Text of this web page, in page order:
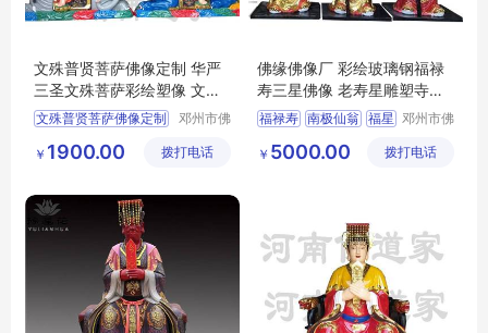
文殊普贤菩萨佛像定制 华严
三圣文殊菩萨彩绘塑像 文殊
师利法王子
文殊普贤菩萨佛像定制
文殊菩萨彩绘塑像
邓州市佛
厂
￥ 1900.00 拨打电话
佛缘佛像厂 彩绘玻璃钢福禄
寿三星佛像 老寿星雕塑寺庙
神
福禄寿 南极仙翁 福星 邓州市佛
厂
￥ 5000.00 拨打电话